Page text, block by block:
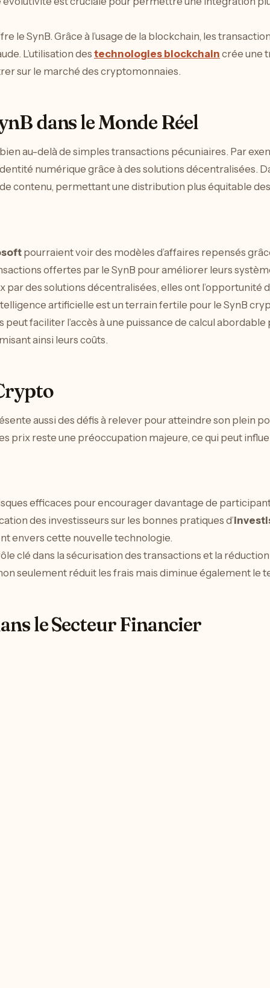
le SynB. Grâce à l’usage de la blockchain, les
L’utilisation des technologies blockchain crée une
sur le marché des cryptomonnaies.
dans le Monde Réel
au-delà de simples transactions pécuniaires. Par
numérique grâce à des solutions décentralisées.
contenu, permettant une distribution plus équitable
pourraient voir des modèles d’affaires repensés
offertes par le SynB pour améliorer leurs
des solutions décentralisées, elles ont
artificielle est un terrain fertile pour le SynB
faciliter l’accès à une puissance de calcul
ainsi leurs coûts.
aussi des défis à relever pour atteindre son plein
reste une préoccupation majeure, ce qui peut
efficaces pour encourager davantage de
des investisseurs sur les bonnes pratiques d’
envers cette nouvelle technologie.
clé dans la sécurisation des transactions et la
seulement réduit les frais mais diminue également le
le Secteur Financier